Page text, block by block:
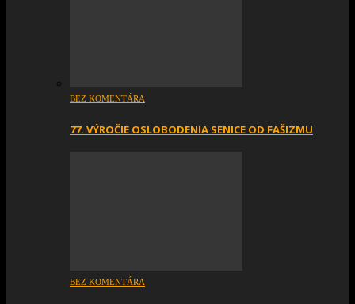
BEZ KOMENTÁRA
77. VÝROČIE OSLOBODENIA SENICE OD FAŠIZMU
BEZ KOMENTÁRA